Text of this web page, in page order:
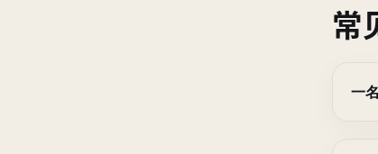
常
一